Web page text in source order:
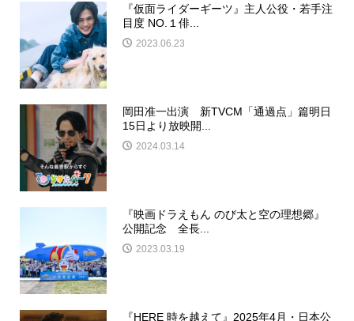
『仮面ライダーギーツ』主人公役・若手注
目度 NO.１俳...
2023.06.23
岡田准一出演 新TVCM「通過点」篇明日
15日より放映開...
2024.03.14
『映画ドラえもん のび太と空の理想郷』
公開記念 全長...
2023.03.19
『HERE 時を越えて』2025年4月・日本公